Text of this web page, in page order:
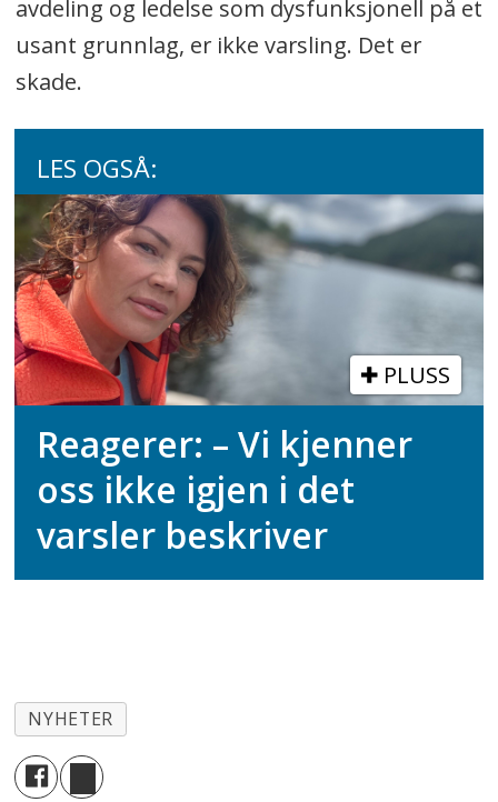
avdeling og ledelse som dysfunksjonell på et
usant grunnlag, er ikke varsling. Det er
skade.
LES OGSÅ:
PLUSS
Reagerer: – Vi kjenner
oss ikke igjen i det
varsler beskriver
NYHETER